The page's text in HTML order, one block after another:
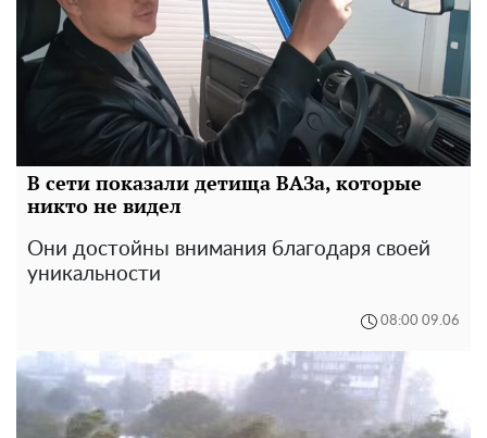
В сети показали детища ВАЗа, которые
никто не видел
Они достойны внимания благодаря своей
уникальности
08:00 09.06